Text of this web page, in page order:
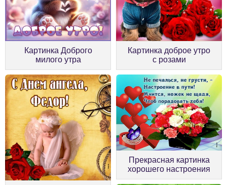
Картинка Доброго
милого утра
Картинка доброе утро
с розами
Прекрасная картинка
хорошего настроения